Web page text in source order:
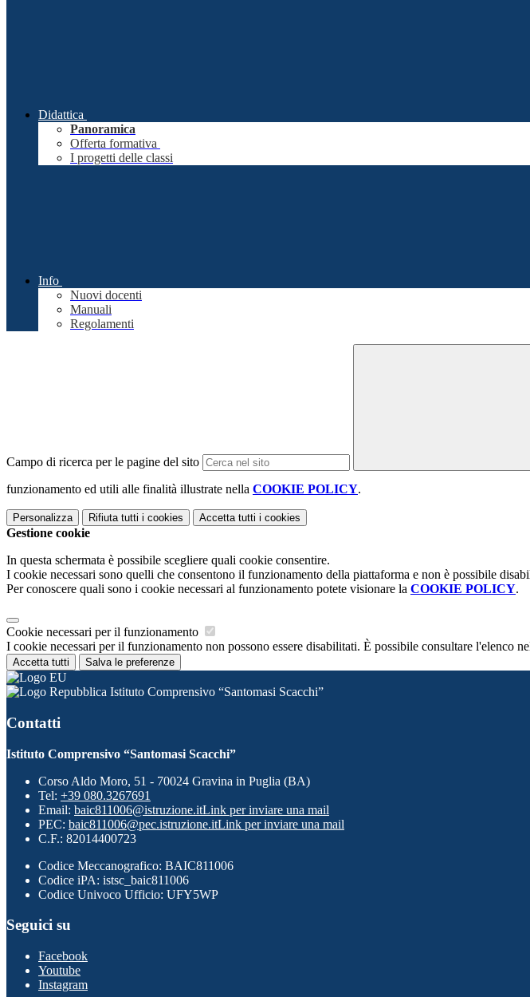
Didattica
Panoramica
Offerta formativa
I progetti delle classi
Info
Nuovi docenti
Manuali
Regolamenti
Campo di ricerca per le pagine del sito
funzionamento ed utili alle finalità illustrate nella COOKIE POLICY.
Personalizza Rifiuta tutti i cookies Accetta tutti i cookies
Gestione cookie
In questa schermata è possibile scegliere quali cookie consentire.
I cookie necessari sono quelli che consentono il funzionamento della piattaforma e non è possibile
Per conoscere quali sono i cookie necessari al funzionamento potete visionare la COOKIE POLICY.
Cookie necessari per il funzionamento
I cookie necessari per il funzionamento non possono essere disabilitati. È possibile consultare l'elenco
Accetta tutti Salva le preferenze
Istituto Comprensivo “Santomasi Scacchi”
Contatti
Istituto Comprensivo “Santomasi Scacchi”
Corso Aldo Moro, 51 - 70024 Gravina in Puglia (BA)
Tel: +39 080.3267691
Email: baic811006@istruzione.itLink per inviare una mail
PEC: baic811006@pec.istruzione.itLink per inviare una mail
C.F.: 82014400723
Codice Meccanografico: BAIC811006
Codice iPA: istsc_baic811006
Codice Univoco Ufficio: UFY5WP
Seguici su
Facebook
Youtube
Instagram